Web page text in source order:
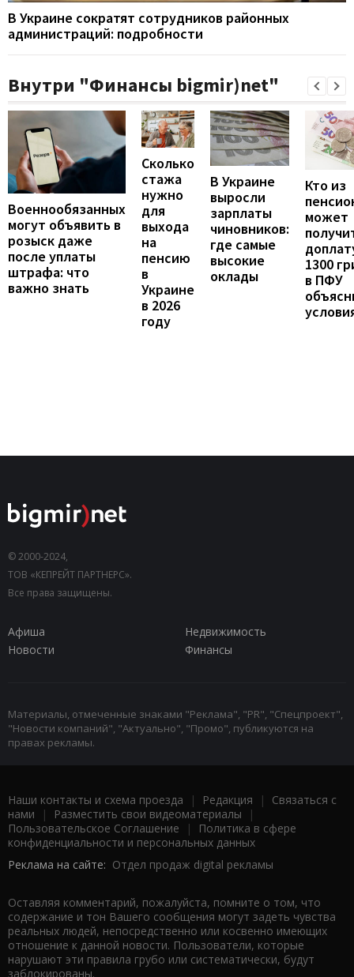
В Украине сократят сотрудников районных
администраций: подробности
Внутри "Финансы bigmir)net"
Военнообязанных
могут объявить в
розыск даже
после уплаты
штрафа: что
важно знать
Сколько
стажа
нужно
для
выхода
на
пенсию
в
Украине
в 2026
году
В Украине
выросли
зарплаты
чиновников:
где самые
высокие
оклады
Кто из
может
1300
в ПФУ
© 2000-2024,
ТОВ «КЕПРЕЙТ ПАРТНЕРС».
Все права защищены.
Афиша
Недвижимость
Новости
Финансы
Материалы, отмеченные знаками "Реклама", "PR", "Спецпроект",
"Новости компаний", "Актуально", "Промо", публикуются на
правах рекламы.
Наши контакты и схема проезда | Редакция | Связаться с
нами | Разместить свои видеоматериалы |
Пользовательское Соглашение |
Политика в сфере
конфиденциальности и персональных данных
Реклама на сайте: Отдел продаж digital рекламы
Оставляя комментарий, пожалуйста, помните о том, что
содержание и тон Вашего сообщения могут задеть чувства
реальных людей, непосредственно или косвенно имеющих
отношение к данной новости. Пользователи, которые
нарушают эти правила грубо или систематически, будут
заблокированы.